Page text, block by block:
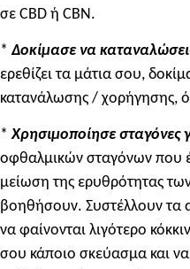
σε CBD ή CBN.
*Δοκίμασε να
ερεθίζει τα μάτια σου,
κατανάλωσης / χορήγησης,
*Χρησιμοποίησεσταγόνες
οφθαλμικών σταγόνων που
μείωση της ερυθρότητας
βοηθήσουν. Συστέλλουν τα
να φαίνονται λιγότερο
σου κάποιο σκεύασμα και να